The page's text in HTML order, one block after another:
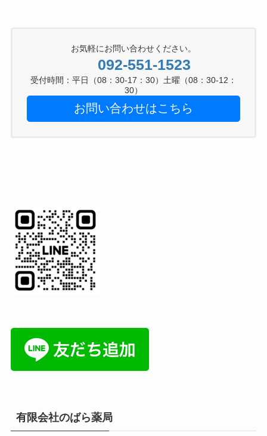
お気軽にお問い合わせください。
092-551-1523
受付時間：平日（08：30-17：30）土曜（08：30-12：
30）
お問い合わせはこちら
有限会社のばら薬局